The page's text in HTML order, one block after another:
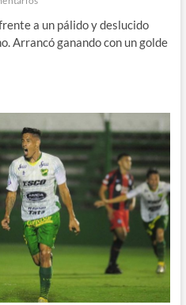
a un pálido y deslucido
Arrancó ganando con un golde